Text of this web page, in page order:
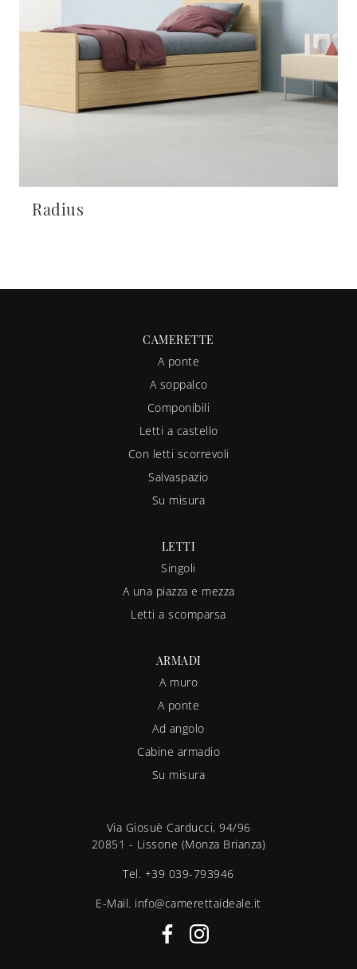
Radius
CAMERETTE
A ponte
A soppalco
Componibili
Letti a castello
Con letti scorrevoli
Salvaspazio
Su misura
LETTI
Singoli
A una piazza e mezza
Letti a scomparsa
ARMADI
A muro
A ponte
Ad angolo
Cabine armadio
Su misura
Via Giosuè Carducci, 94/96
20851 - Lissone (Monza Brianza)
Tel. +39 039-793946
E-Mail. info@camerettaideale.it